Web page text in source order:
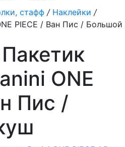
стафф / Наклейки /
PIECE / Ван Пис / Большой
ONE
Пис /